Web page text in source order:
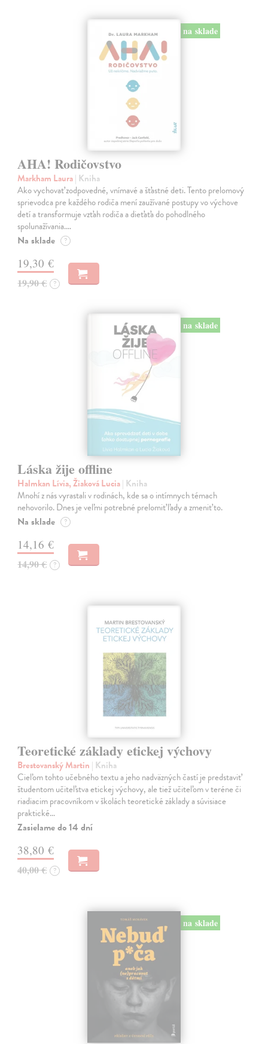
na sklade
AHA! Rodičovstvo
Markham Laura| Kniha
Ako vychovať zodpovedné, vnímavé a šťastné deti. Tento prelomový
sprievodca pre každého rodiča mení zaužívané postupy vo výchove
detí a transformuje vzťah rodiča a dieťaťa do pohodlného
spolunažívania.…
Na sklade ?
19,30 €
19,90 € ?
na sklade
Láska žije offline
Halmkan Lívia, Žiaková Lucia| Kniha
Mnohí z nás vyrastali v rodinách, kde sa o intímnych témach
nehovorilo. Dnes je veľmi potrebné prelomiť ľady a zmeniť to.
Na sklade ?
14,16 €
14,90 € ?
Teoretické základy etickej výchovy
Brestovanský Martin | Kniha
Cieľom tohto učebného textu a jeho nadväzných častí je predstaviť
študentom učiteľstva etickej výchovy, ale tiež učiteľom v teréne či
riadiacim pracovníkom v školách teoretické základy a súvisiace
praktické…
Zasielame do 14 dní
38,80 €
40,00 € ?
na sklade